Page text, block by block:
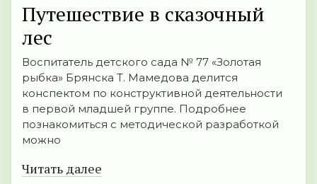
Путешествие в сказочный
лес
Воспитатель детского сада № 77 «Золотая
рыбка» Брянска Т. Мамедова делится
конспектом по конструктивной деятельности
в первой младшей группе. Подробнее
познакомиться с методической разработкой
можно
Читать далее